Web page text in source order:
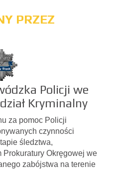
PRZEZ
Policji we
Kryminalny
za pomoc Policji
czynności
śledztwa,
Prokuratury Okręgowej we
zabójstwa na terenie